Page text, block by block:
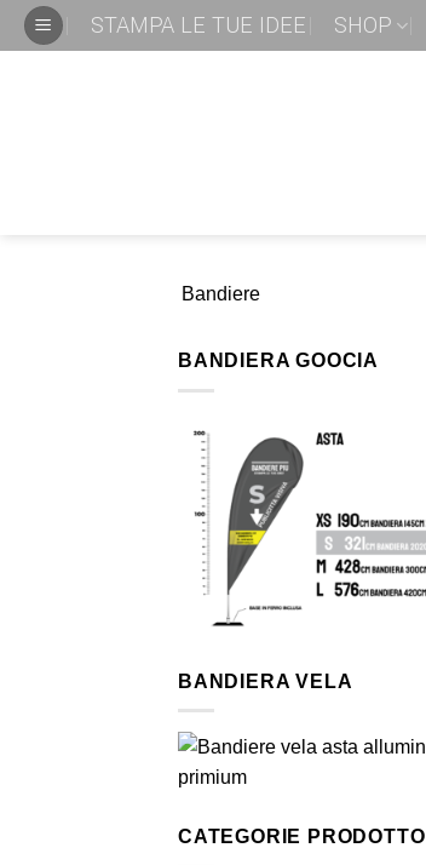
STAMPA LE TUE IDEE SHOP
Bandiere
BANDIERA GOOCIA
BANDIERA VELA
CATEGORIE PRODOTTO